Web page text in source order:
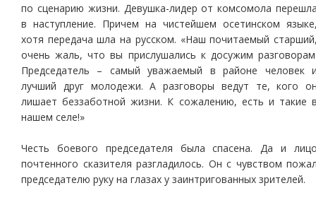
по сценарию жизни. Девушка-лидер от комсомола
в наступление. Причем на чистейшем осетинском
хотя передача шла на русском. «Наш почитаемый
очень жаль, что вы прислушались к досужим
Председатель – самый уважаемый в районе человек
лучший друг молодежи. А разговоры ведут те, кого
лишает беззаботной жизни. К сожалению, есть и такие
нашем селе!»
Честь боевого председателя была спасена. Да и
почтенного сказителя разгладилось. Он с чувством
председателю руку на глазах у заинтригованных зрителей.